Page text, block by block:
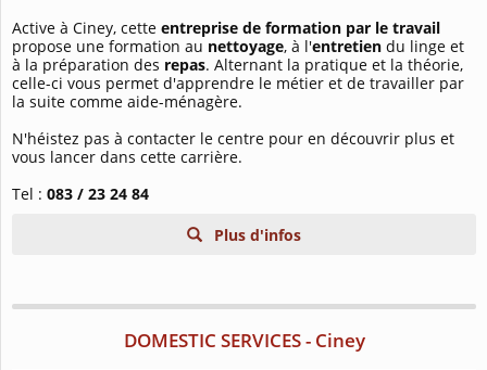
Active à Ciney, cette entreprise de formation par le travail
propose une formation au nettoyage, à l'entretien du linge et
à la préparation des repas. Alternant la pratique et la théorie,
celle-ci vous permet d'apprendre le métier et de travailler par
la suite comme aide-ménagère.
N'héistez pas à contacter le centre pour en découvrir plus et
vous lancer dans cette carrière.
Tel : 083 / 23 24 84
Plus d'infos
DOMESTIC SERVICES - Ciney